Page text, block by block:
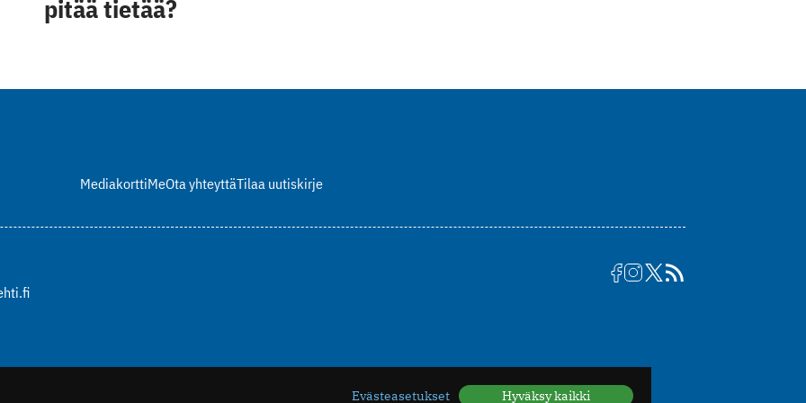
pitää tietää?
MediakorttiMeOta yhteyttäTilaa uutiskirje
Evästeasetukset Hyväksy kaikki